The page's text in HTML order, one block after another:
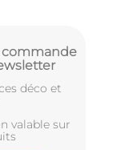
commande
déco et
valable sur